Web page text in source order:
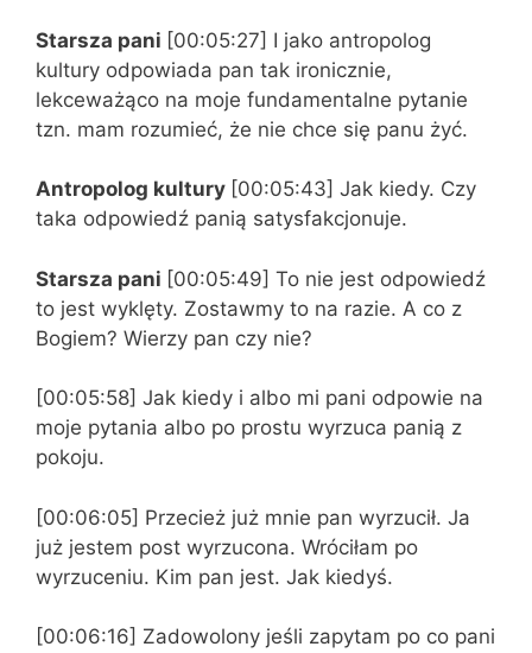
Starsza pani [00:05:27] I jako antropolog
kultury odpowiada pan tak ironicznie,
lekceważąco na moje fundamentalne pytanie
tzn. mam rozumieć, że nie chce się panu żyć.
Antropolog kultury [00:05:43] Jak kiedy. Czy
taka odpowiedź panią satysfakcjonuje.
Starsza pani [00:05:49] To nie jest odpowiedź
to jest wyklęty. Zostawmy to na razie. A co z
Bogiem? Wierzy pan czy nie?
[00:05:58] Jak kiedy i albo mi pani odpowie na
moje pytania albo po prostu wyrzuca panią z
pokoju.
[00:06:05] Przecież już mnie pan wyrzucił. Ja
już jestem post wyrzucona. Wróciłam po
wyrzuceniu. Kim pan jest. Jak kiedyś.
[00:06:16] Zadowolony jeśli zapytam po co pani